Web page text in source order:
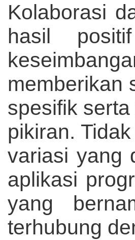
Kolaborasi
hasil
memberikan
spesifik
pikiran.
variasi yang
aplikasi
yang
terhubung